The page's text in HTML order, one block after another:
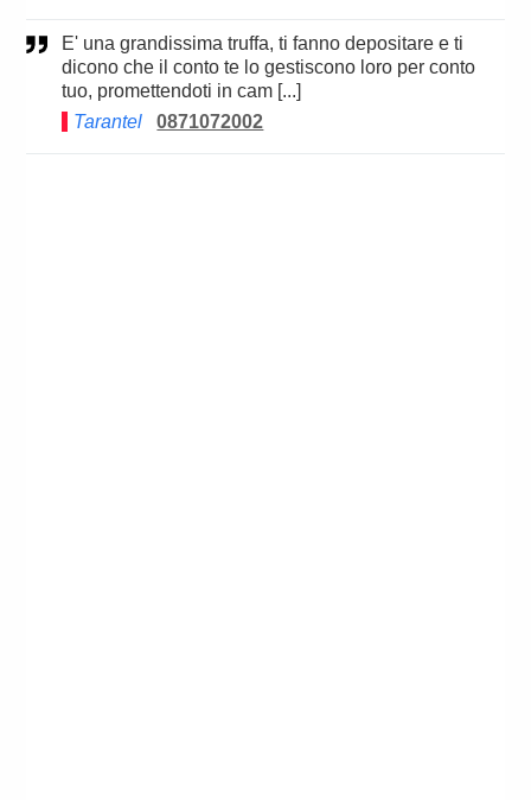
E' una grandissima truffa, ti fanno depositare e ti
dicono che il conto te lo gestiscono loro per conto
tuo, promettendoti in cam [...]
Tarantel
0871072002